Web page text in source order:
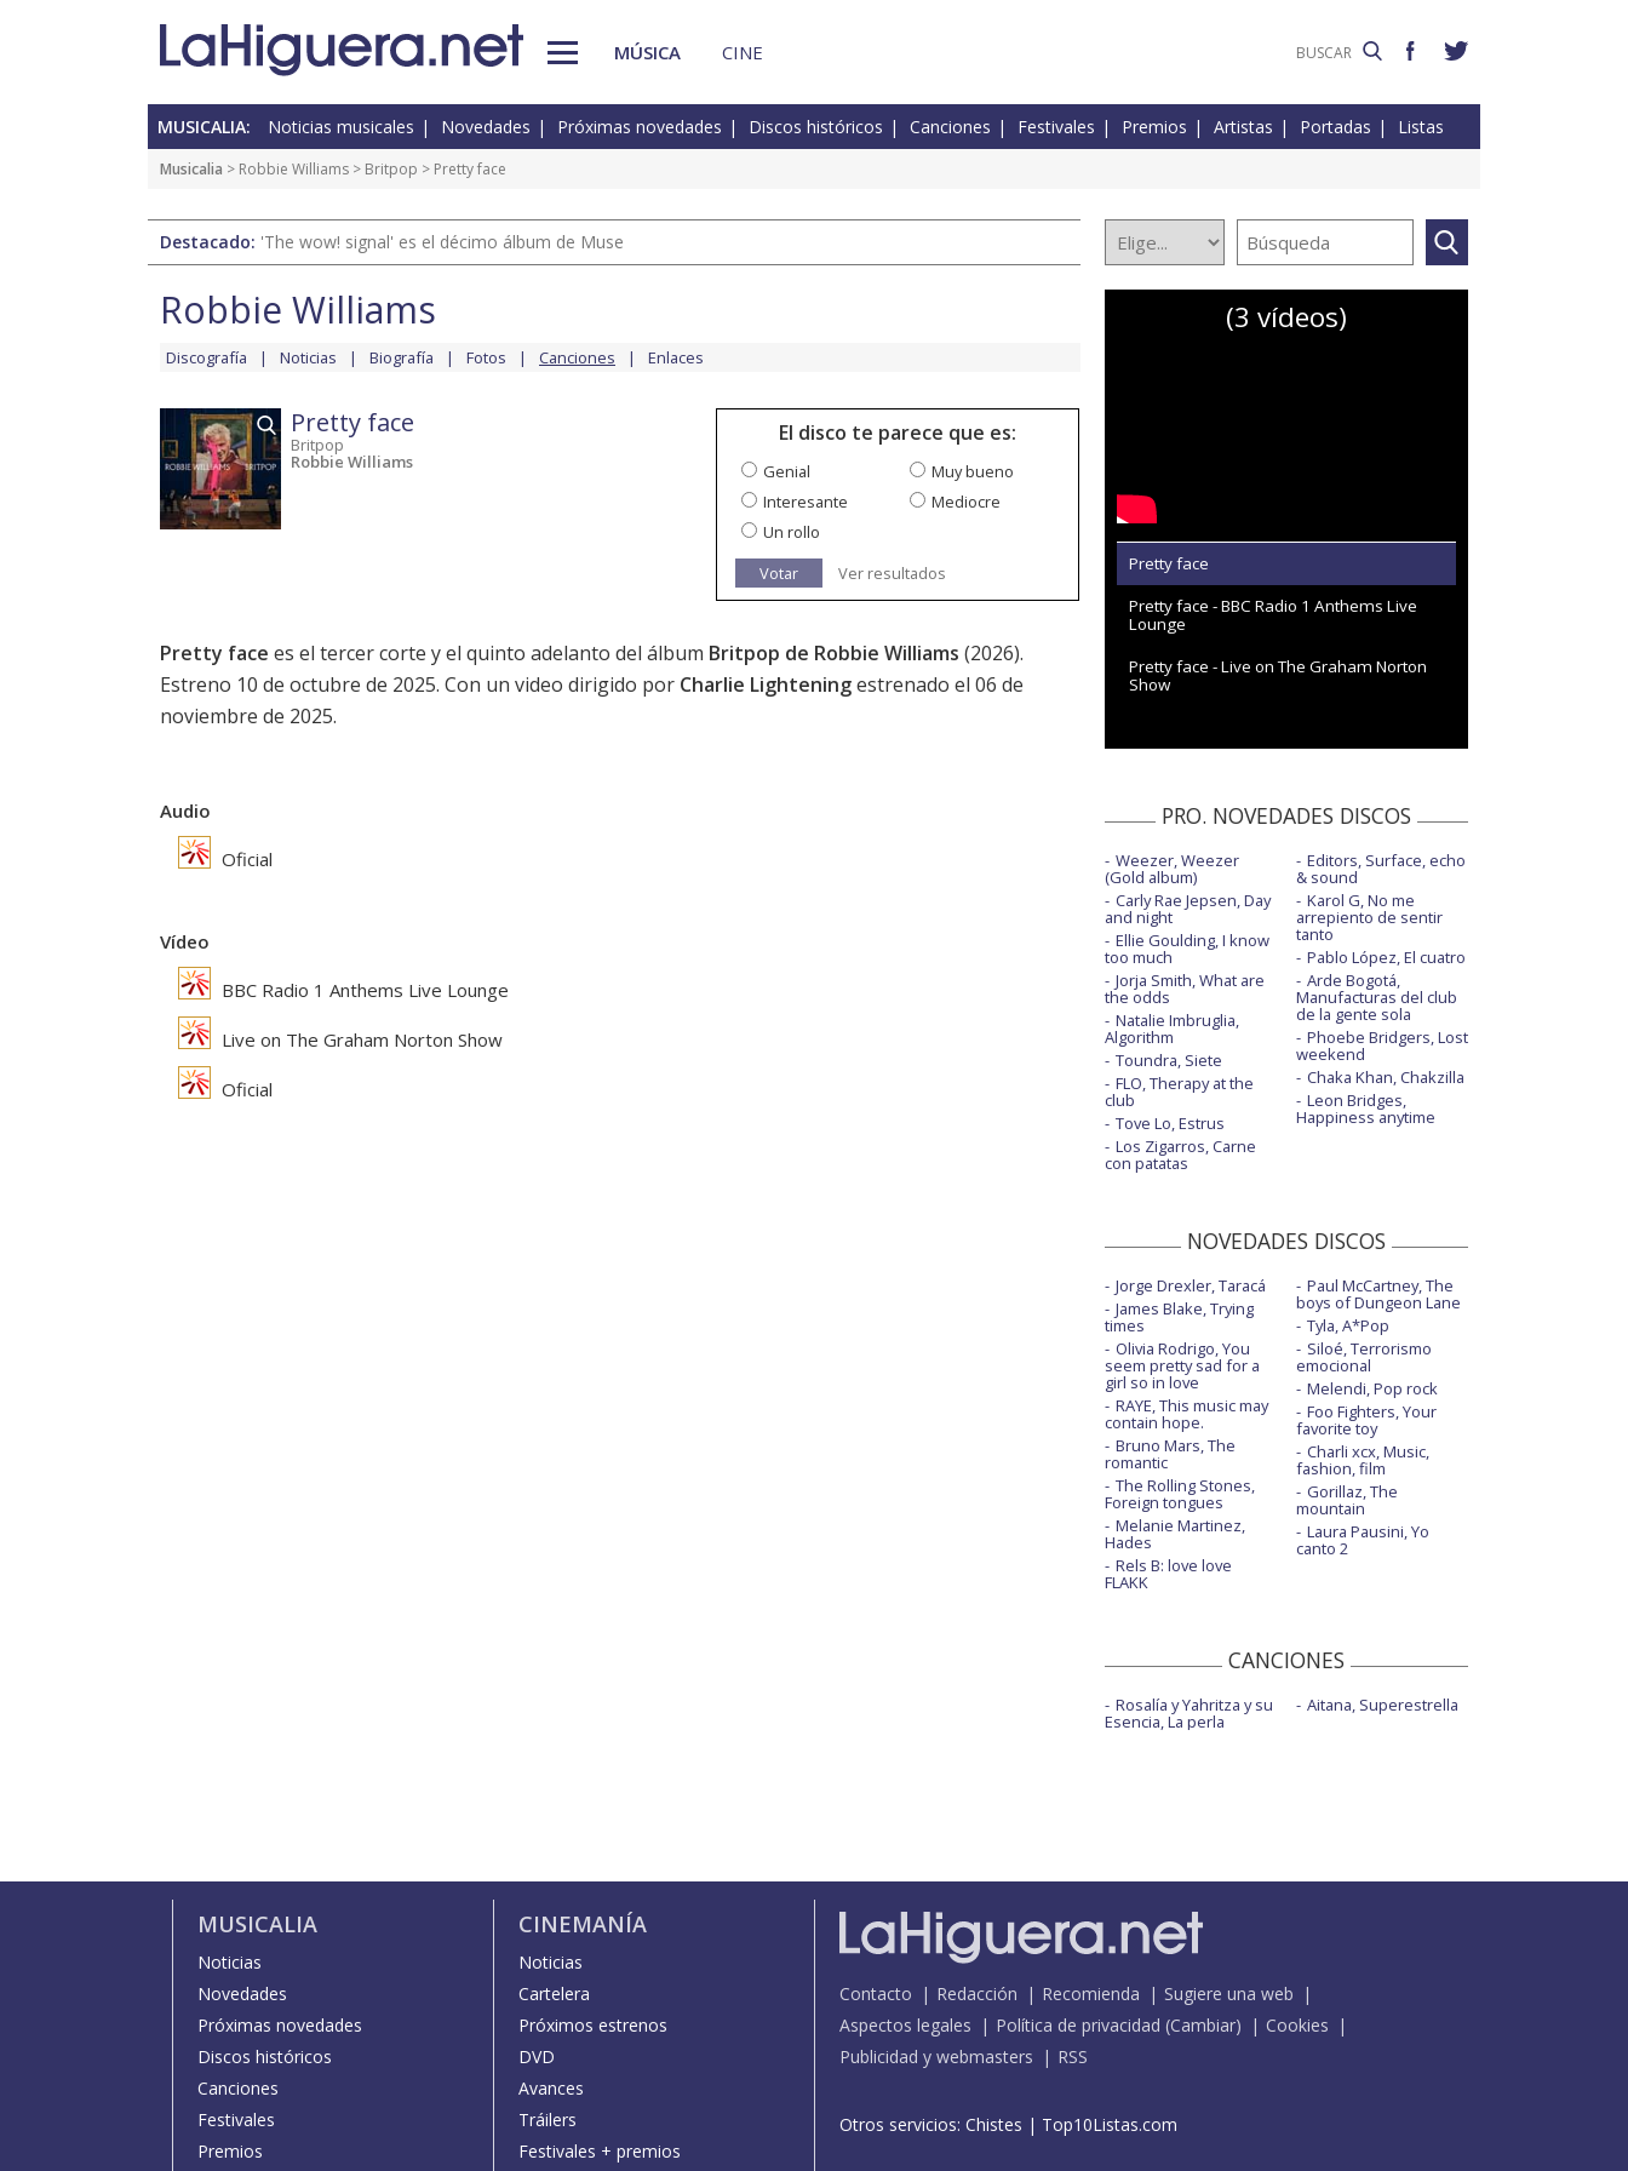
MÚSICA CINE
MUSICALIA: Noticias musicales Novedades Próximas novedades Discos históricos Canciones Festivales Premios Artistas Portadas Listas
Musicalia > Robbie Williams > Britpop > Pretty face
Destacado: 'The wow! signal' es el décimo álbum de Muse
Robbie Williams
Discografía Noticias Biografía Fotos Canciones Enlaces
Pretty face
Britpop
Robbie Williams
El disco te parece que es:
Genial
Muy bueno
Interesante
Mediocre
Un rollo
Votar
Ver resultados
Pretty face es el tercer corte y el quinto adelanto del álbum Britpop de Robbie Williams (2026).
Estreno 10 de octubre de 2025. Con un video dirigido por Charlie Lighteningestrenado el 06 de
noviembre de 2025.
Audio
Oficial
Vídeo
BBC Radio 1 Anthems Live Lounge
Live on The Graham Norton Show
Oficial
(3 vídeos)
Pretty face
Pretty face - BBC Radio 1 Anthems Live
Lounge
Pretty face - Live on The Graham Norton
Show
PRO. NOVEDADES DISCOS
Weezer, Weezer
(Gold album)
Carly Rae Jepsen, Day
and night
Ellie Goulding, I know
too much
Jorja Smith, What are
the odds
Natalie Imbruglia,
Algorithm
Toundra, Siete
FLO, Therapy at the
club
Tove Lo, Estrus
Los Zigarros, Carne
con patatas
Editors, Surface, echo
& sound
Karol G, No me
arrepiento de sentir
tanto
Pablo López, El cuatro
Arde Bogotá,
Manufacturas del club
de la gente sola
Phoebe Bridgers, Lost
weekend
Chaka Khan, Chakzilla
Leon Bridges,
Happiness anytime
NOVEDADES DISCOS
Jorge Drexler, Taracá
James Blake, Trying
times
Olivia Rodrigo, You
seem pretty sad for a
girl so in love
RAYE, This music may
contain hope.
Bruno Mars, The
romantic
The Rolling Stones,
Foreign tongues
Melanie Martinez,
Hades
Rels B: love love
FLAKK
Paul McCartney, The
boys of Dungeon Lane
Tyla, A*Pop
Siloé, Terrorismo
emocional
Melendi, Pop rock
Foo Fighters, Your
favorite toy
Charli xcx, Music,
fashion, film
Gorillaz, The
mountain
Laura Pausini, Yo
canto 2
CANCIONES
Rosalía y Yahritza y su
Esencia, La perla
Aitana, Superestrella
MUSICALIA
Noticias
Novedades
Próximas novedades
Discos históricos
Canciones
Festivales
Premios
CINEMANÍA
Noticias
Cartelera
Próximos estrenos
DVD
Avances
Tráilers
Festivales + premios
Contacto Redacción Recomienda
Sugiere una web
Aspectos legales
Política de privacidad (Cambiar)
Cookies
Publicidad y webmasters
RSS
Otros servicios: Chistes | Top10Listas.com